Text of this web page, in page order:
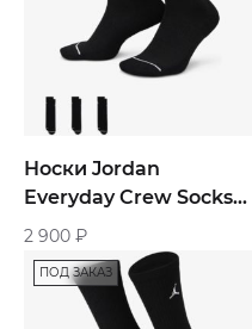
Носки Jordan
Everyday Crew Socks
Black 3-Pairs
2 900 ₽
ПОД ЗАКАЗ